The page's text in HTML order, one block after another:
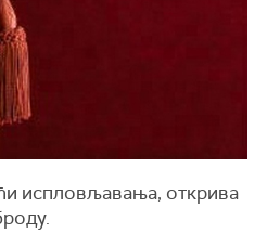
испловљавања, открива